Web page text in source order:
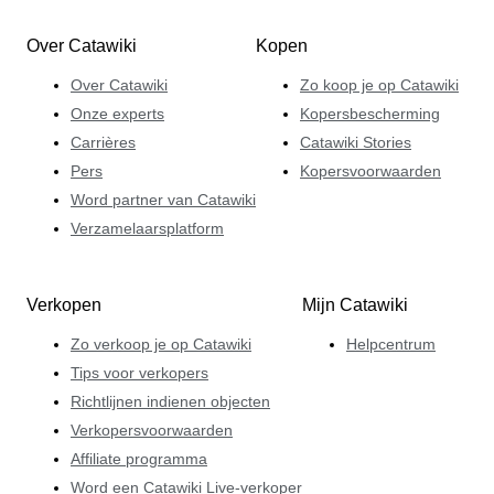
Over Catawiki
Over Catawiki
Onze experts
Carrières
Pers
Word partner van Catawiki
Verzamelaarsplatform
Kopen
Zo koop je op Catawiki
Kopersbescherming
Catawiki Stories
Kopersvoorwaarden
Verkopen
Zo verkoop je op Catawiki
Tips voor verkopers
Richtlijnen indienen objecten
Verkopersvoorwaarden
Affiliate programma
Word een Catawiki Live-verkoper
Mijn Catawiki
Helpcentrum